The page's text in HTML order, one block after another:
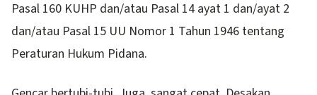
Pasal 160 KUHP dan/atau Pasal 14 ayat 1 dan/ayat 2
dan/atau Pasal 15 UU Nomor 1 Tahun 1946 tentang
Peraturan Hukum Pidana.